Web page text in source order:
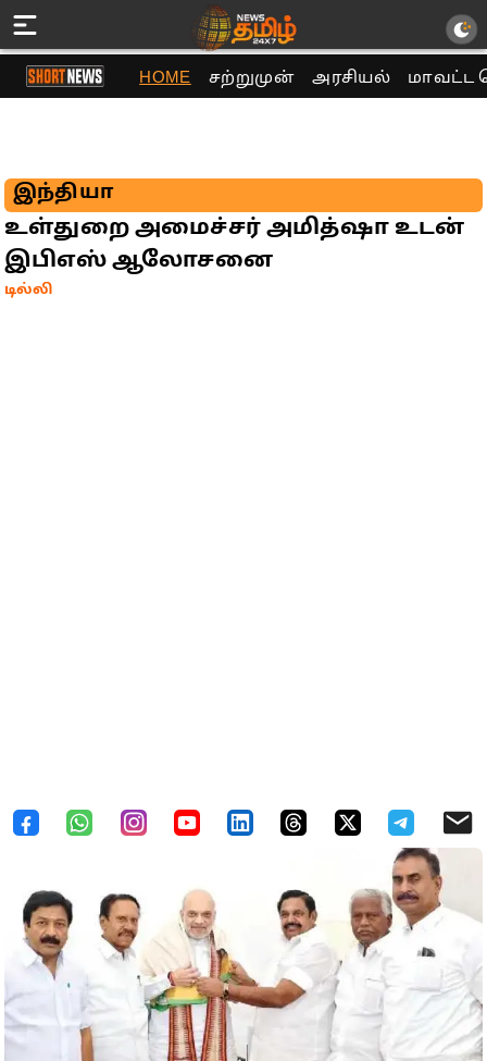
HOME சற்றுமுன் அரசியல் மாவட்ட
இந்தியா
உள்துறை அமைச்சர் அமித்ஷா உடன்
இபிஎஸ் ஆலோசனை
டில்லி